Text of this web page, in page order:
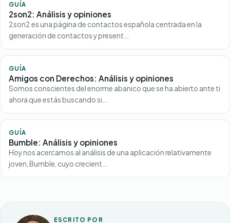
GUÍA
2son2: Análisis y opiniones
2son2 es una página de contactos española centrada en la
generación de contactos y present…
GUÍA
Amigos con Derechos: Análisis y opiniones
Somos conscientes del enorme abanico que se ha abierto ante ti
ahora que estás buscando si…
GUÍA
Bumble: Análisis y opiniones
Hoy nos acercamos al análisis de una aplicación relativamente
joven, Bumble, cuyo crecient…
ESCRITO POR